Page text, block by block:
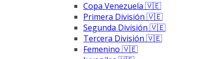
Copa Venezuela 🇻🇪
Primera División 🇻🇪
Segunda División 🇻🇪
Tercera División 🇻🇪
Femenino 🇻🇪